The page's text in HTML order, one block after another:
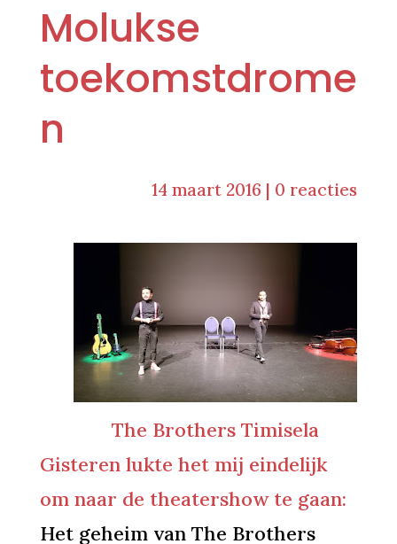
Molukse
toekomstdrome
n
14 maart 2016 | 0 reacties
The Brothers Timisela
Gisteren lukte het mij eindelijk
om naar de theatershow te gaan:
Het geheim van The Brothers